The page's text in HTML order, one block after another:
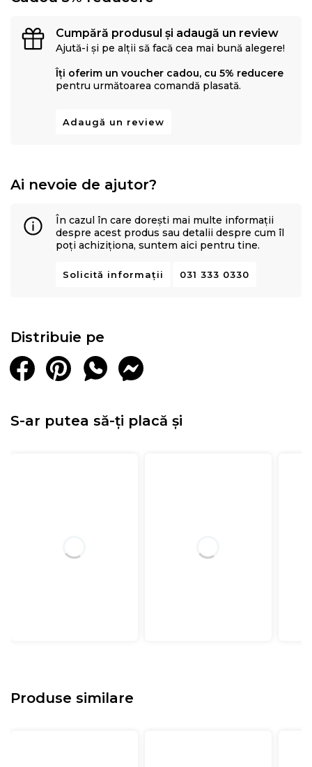
Cumpără produsul și adaugă un review
Ajută-i și pe alții să facă cea mai bună alegere!
Îți oferim un voucher cadou, cu 5% reducere
pentru următoarea comandă plasată.
Adaugă un review
Ai nevoie de ajutor?
În cazul în care dorești mai multe informații
despre acest produs sau detalii despre cum îl
poți achiziționa, suntem aici pentru tine.
Solicită informații 031 333 0330
Distribuie pe
S-ar putea să-ți placă și
Produse similare